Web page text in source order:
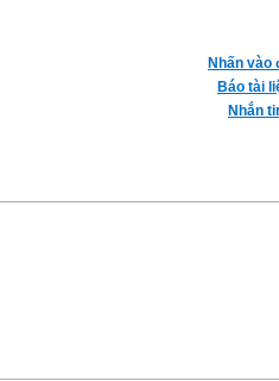
Nhấn vào
Báo tài
Nhắn